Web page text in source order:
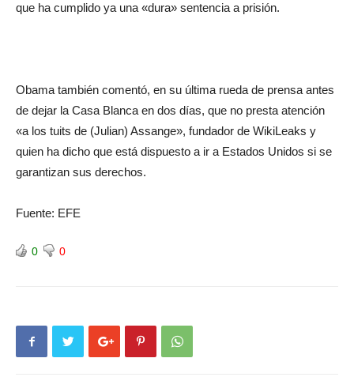
que ha cumplido ya una «dura» sentencia a prisión.
Obama también comentó, en su última rueda de prensa antes
de dejar la Casa Blanca en dos días, que no presta atención
«a los tuits de (Julian) Assange», fundador de WikiLeaks y
quien ha dicho que está dispuesto a ir a Estados Unidos si se
garantizan sus derechos.
Fuente: EFE
0 0